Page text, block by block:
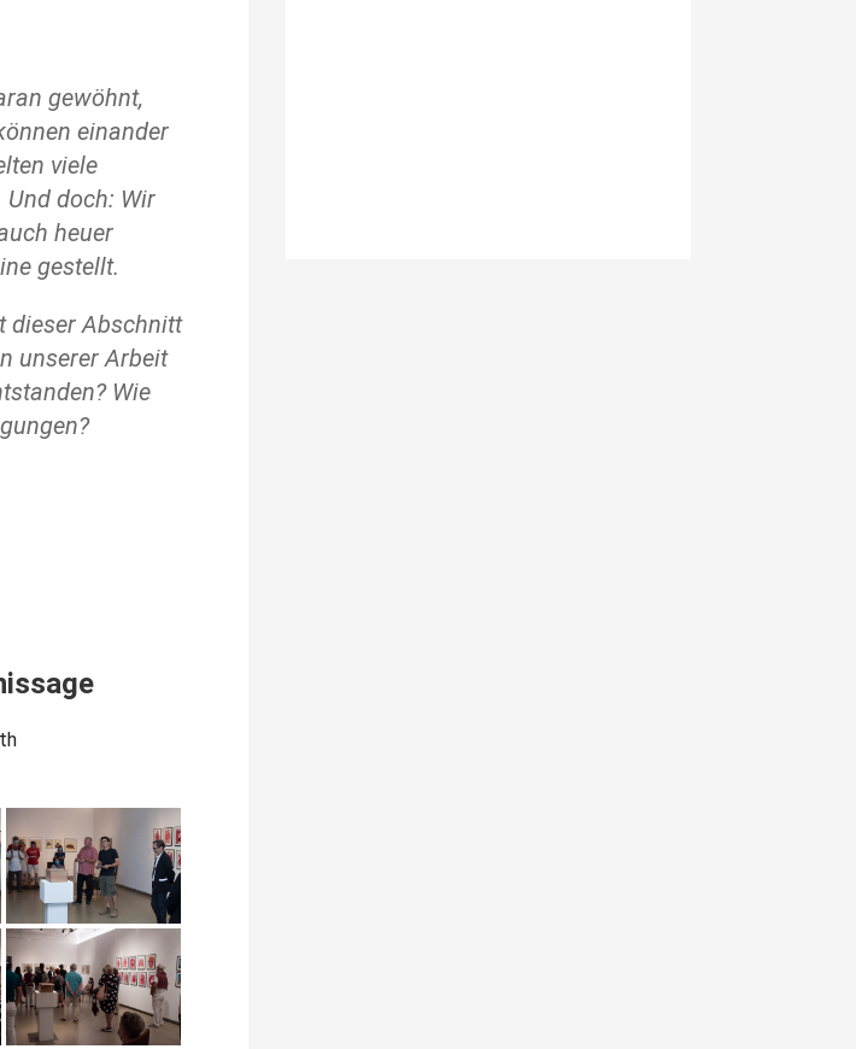
gewöhnt,
einander
viele
doch: Wir
heuer
gestellt.
dieser Abschnitt
unserer Arbeit
Wie